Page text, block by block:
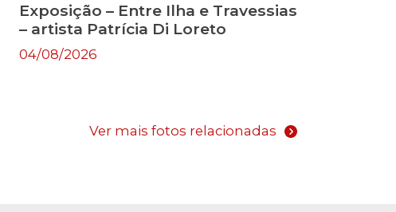
Exposição – Entre Ilha e Travessias
– artista Patrícia Di Loreto
04/08/2026
Ver mais fotos relacionadas